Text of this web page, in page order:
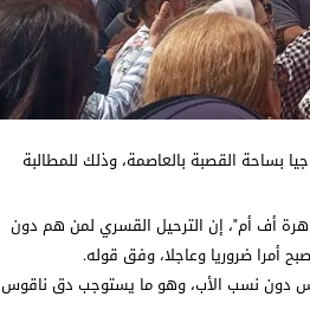
بساحة القصبة بالعاصمة، وذلك للمطالبة
أف أم"، إن الترحيل القسري لمن هم دون
أمرا ضروريا وعاجلا، وفق قوله.
في تونس دون نسب الأب، وهو ما يستوجب دق ناقوس